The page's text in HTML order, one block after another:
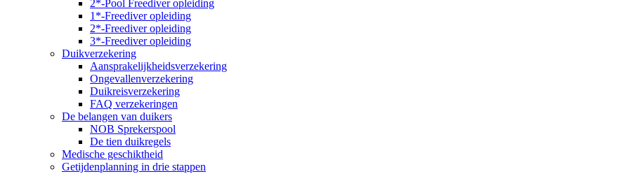
2*-Pool Freediver opleiding
1*-Freediver opleiding
2*-Freediver opleiding
3*-Freediver opleiding
Duikverzekering
Aansprakelijkheidsverzekering
Ongevallenverzekering
Duikreisverzekering
FAQ verzekeringen
De belangen van duikers
NOB Sprekerspool
De tien duikregels
Medische geschiktheid
Getijdenplanning in drie stappen